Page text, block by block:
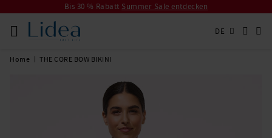
Bis 30 % Rabatt Summer Sale entdecken
DE
Home THE CORE BOW BIKINI